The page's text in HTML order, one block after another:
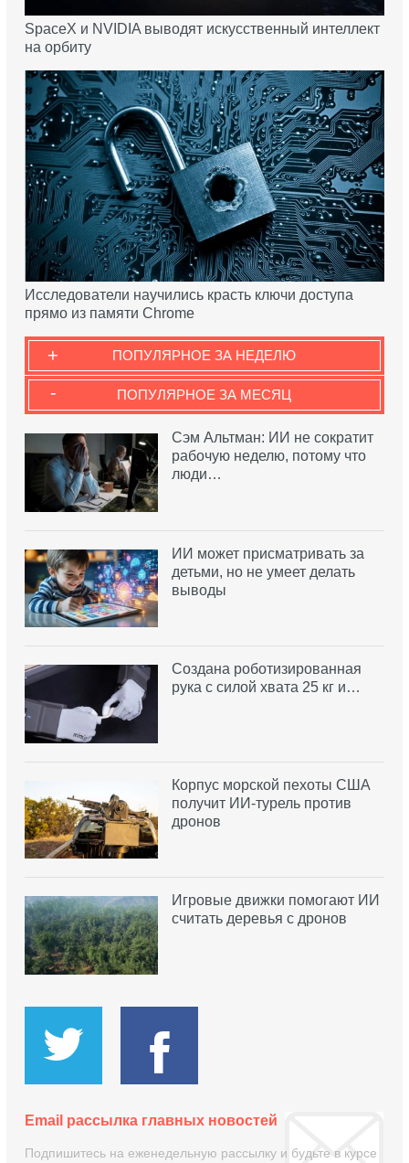
SpaceX и NVIDIA выводят искусственный интеллект
на орбиту
Исследователи научились красть ключи доступа
прямо из памяти Chrome
ПОПУЛЯРНОЕ ЗА НЕДЕЛЮ
+
ПОПУЛЯРНОЕ ЗА МЕСЯЦ
-
Сэм Альтман: ИИ не сократит
рабочую неделю, потому что
люди…
ИИ может присматривать за
детьми, но не умеет делать
выводы
Создана роботизированная
рука с силой хвата 25 кг и…
Корпус морской пехоты США
получит ИИ-турель против
дронов
Игровые движки помогают ИИ
считать деревья с дронов
Email рассылка главных новостей
Подпишитесь на еженедельную рассылку и будьте в курсе